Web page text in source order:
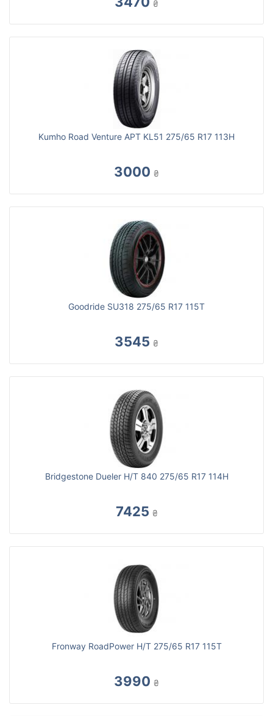
₴
Kumho Road Venture APT KL51 275/65 R17 113H
3000 ₴
Goodride SU318 275/65 R17 115T
3545 ₴
Bridgestone Dueler H/T 840 275/65 R17 114H
7425 ₴
Fronway RoadPower H/T 275/65 R17 115T
3990 ₴